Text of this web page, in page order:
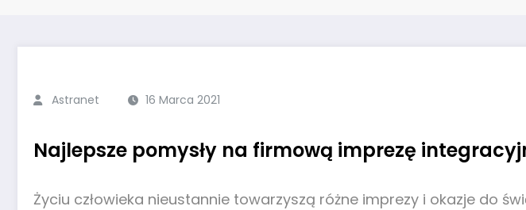
Astranet 16 Marca 2021
Najlepsze pomysły na firmową imprezę
Życiu człowieka nieustannie towarzyszą różne imprezy i okazje do